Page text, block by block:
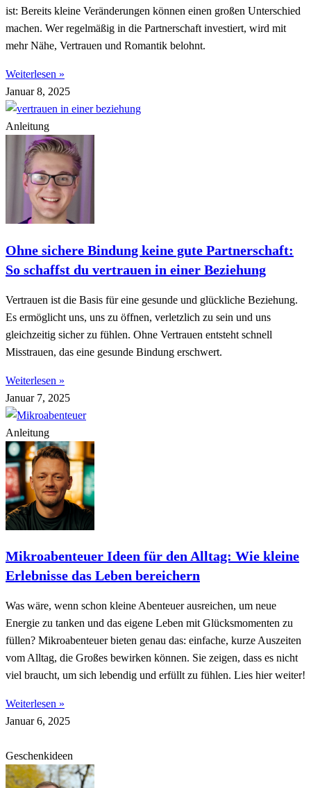
ist: Bereits kleine Veränderungen können einen großen Unterschied
machen. Wer regelmäßig in die Partnerschaft investiert, wird mit
mehr Nähe, Vertrauen und Romantik belohnt.
Weiterlesen »
Januar 8, 2025
Anleitung
Ohne sichere Bindung keine gute Partnerschaft:
So schaffst du vertrauen in einer Beziehung
Vertrauen ist die Basis für eine gesunde und glückliche Beziehung.
Es ermöglicht uns, uns zu öffnen, verletzlich zu sein und uns
gleichzeitig sicher zu fühlen. Ohne Vertrauen entsteht schnell
Misstrauen, das eine gesunde Bindung erschwert.
Weiterlesen »
Januar 7, 2025
Anleitung
Mikroabenteuer Ideen für den Alltag: Wie kleine
Erlebnisse das Leben bereichern
Was wäre, wenn schon kleine Abenteuer ausreichen, um neue
Energie zu tanken und das eigene Leben mit Glücksmomenten zu
füllen? Mikroabenteuer bieten genau das: einfache, kurze Auszeiten
vom Alltag, die Großes bewirken können. Sie zeigen, dass es nicht
viel braucht, um sich lebendig und erfüllt zu fühlen. Lies hier weiter!
Weiterlesen »
Januar 6, 2025
Geschenkideen